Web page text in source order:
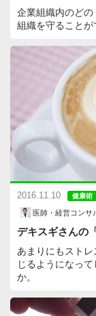
企業組織内のど
組織を守ることが
2016.11.10 健康術
医師・経営コンサ
デキスギさんの
あまりにもスト
じるようになっ
か。